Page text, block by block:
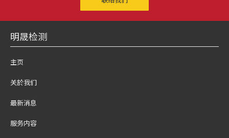
明晟检测
主页
关於我们
最新消息
服务内容